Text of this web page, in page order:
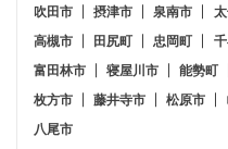
吹田市
摂津市 泉南市
高槻市
田尻町 忠岡町
富田林市
寝屋川市 能勢町
枚方市
藤井寺市 松原市
八尾市